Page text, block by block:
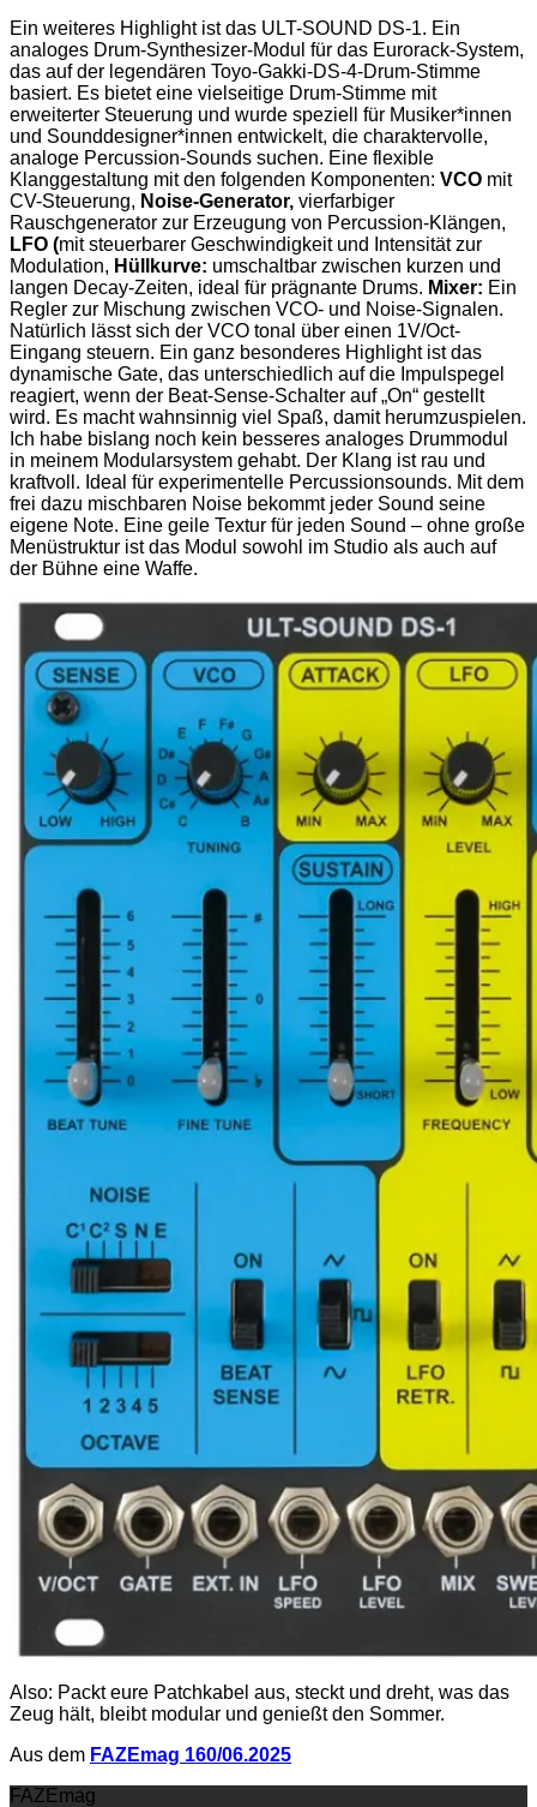
Ein weiteres Highlight ist das ULT-SOUND DS-1. Ein
analoges Drum-Synthesizer-Modul für das Eurorack-System,
das auf der legendären Toyo-Gakki-DS-4-Drum-Stimme
basiert. Es bietet eine vielseitige Drum-Stimme mit
erweiterter Steuerung und wurde speziell für Musiker*innen
und Sounddesigner*innen entwickelt, die charaktervolle,
analoge Percussion-Sounds suchen. Eine flexible
Klanggestaltung mit den folgenden Komponenten: VCO mit
CV-Steuerung, Noise-Generator, vierfarbiger
Rauschgenerator zur Erzeugung von Percussion-Klängen,
LFO (mit steuerbarer Geschwindigkeit und Intensität zur
Modulation, Hüllkurve: umschaltbar zwischen kurzen und
langen Decay-Zeiten, ideal für prägnante Drums. Mixer: Ein
Regler zur Mischung zwischen VCO- und Noise-Signalen.
Natürlich lässt sich der VCO tonal über einen 1V/Oct-
Eingang steuern. Ein ganz besonderes Highlight ist das
dynamische Gate, das unterschiedlich auf die Impulspegel
reagiert, wenn der Beat-Sense-Schalter auf „On“ gestellt
wird. Es macht wahnsinnig viel Spaß, damit herumzuspielen.
Ich habe bislang noch kein besseres analoges Drummodul
in meinem Modularsystem gehabt. Der Klang ist rau und
kraftvoll. Ideal für experimentelle Percussionsounds. Mit dem
frei dazu mischbaren Noise bekommt jeder Sound seine
eigene Note. Eine geile Textur für jeden Sound – ohne große
Menüstruktur ist das Modul sowohl im Studio als auch auf
der Bühne eine Waffe.
Also: Packt eure Patchkabel aus, steckt und dreht, was das
Zeug hält, bleibt modular und genießt den Sommer.
Aus dem FAZEmag 160/06.2025
FAZEmag